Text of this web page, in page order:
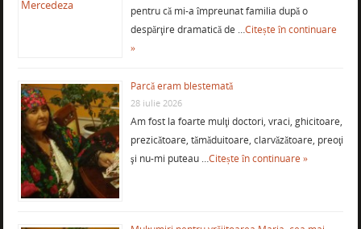
pentru că mi-a împreunat familia după o
despărţire dramatică de …Citește în continuare
»
Parcă eram blestemată
28 iulie 2026
Am fost la foarte mulţi doctori, vraci, ghicitoare,
prezicătoare, tămăduitoare, clarvăzătoare, preoţi
şi nu-mi puteau …Citește în continuare »